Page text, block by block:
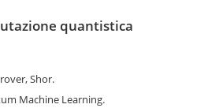
quantistica
Shor.
Machine Learning.